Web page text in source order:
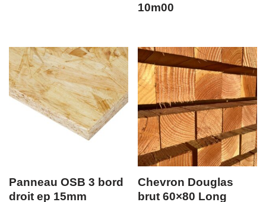
10m00
Panneau OSB 3 bord
droit ep 15mm
Chevron Douglas
brut 60×80 Long